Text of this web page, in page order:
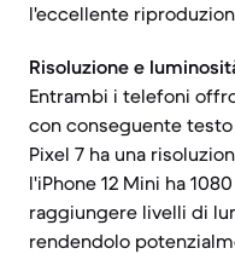
l'eccellente
Risoluzione e
Entrambi i telefoni
con conseguente
Pixel 7 ha una
l'iPhone 12 Mini ha
raggiungere livelli di
rendendolo